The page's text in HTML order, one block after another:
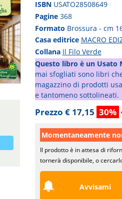
ISBN USATO28508649
Pagine 368
Formato Brossura - cm
Casa editrice MACRO
Collana Il Filo Verde
Questo libro è un Usato
mai sfogliati sono libri
magazzino di prodotti
e tantomeno sottolineati.
Prezzo € 17,15 30%
Momentaneamente
Il prodotto è in attesa di
tornerà disponibile, o
Avvisami